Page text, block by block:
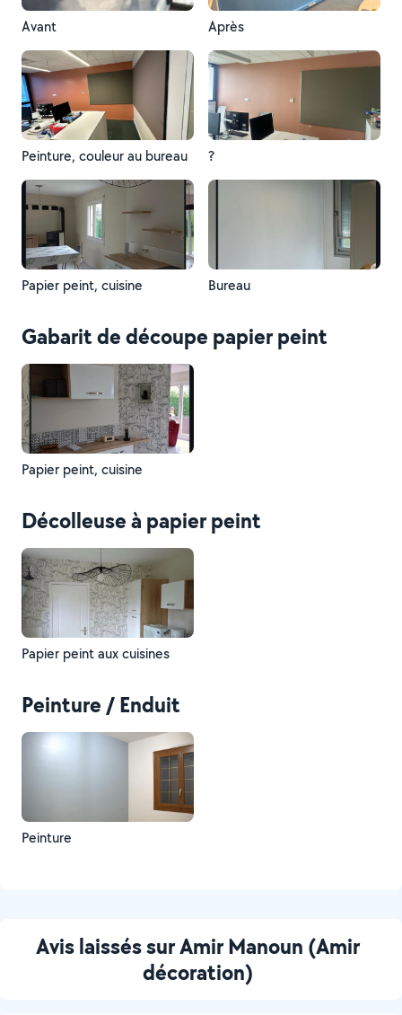
Avant Après
Peinture, couleur au bureau ?
Papier peint, cuisine Bureau
Gabarit de découpe papier peint
Papier peint, cuisine
Décolleuse à papier peint
Papier peint aux cuisines
Peinture / Enduit
Peinture
Avis laissés sur Amir Manoun (Amir
décoration)